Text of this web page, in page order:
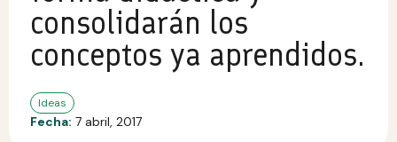
consolidarán los
conceptos ya aprendidos.
Ideas
Fecha: 7 abril, 2017